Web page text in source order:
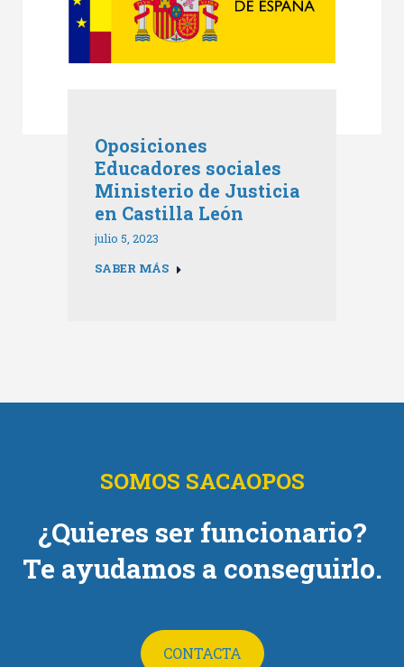
Oposiciones
Educadores sociales
Ministerio de Justicia
en Castilla León
julio 5, 2023
SABER MÁS
SOMOS SACAOPOS
¿Quieres ser funcionario?
Te ayudamos a conseguirlo.
CONTACTA